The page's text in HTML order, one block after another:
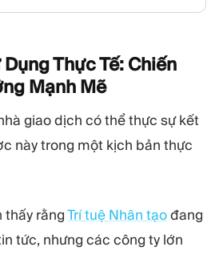
Thực Tế: Chiến
Mạnh Mẽ
giao dịch có thể thực sự kết
này trong một kịch bản thực
thấy rằngTrí tuệ Nhân tạođang
tức, nhưng các công ty lớn